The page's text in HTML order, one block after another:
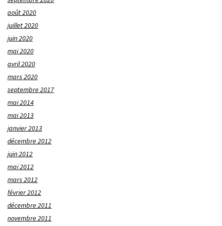
août 2020
juillet 2020
juin 2020
mai 2020
avril 2020
mars 2020
septembre 2017
mai 2014
mai 2013
janvier 2013
décembre 2012
juin 2012
mai 2012
mars 2012
février 2012
décembre 2011
novembre 2011